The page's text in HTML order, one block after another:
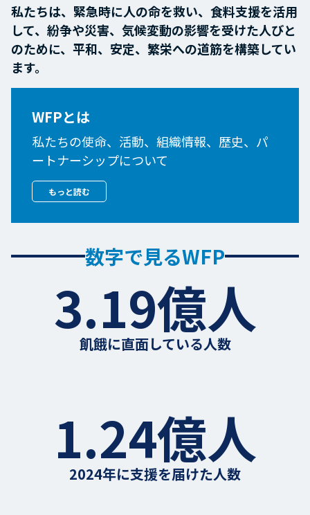
私たちは、緊急時に人の命を救い、食料支援を活用
して、紛争や災害、気候変動の影響を受けた人びと
のために、平和、安定、繁栄への道筋を構築してい
ます。
WFPとは
私たちの使命、活動、組織情報、歴史、パ
ートナーシップについて
もっと読む
数字で見るWFP
3.19億人
飢餓に直面している人数
1.24億人
2024年に支援を届けた人数